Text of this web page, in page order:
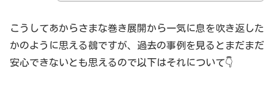
こうしてあからさまな巻き展開から一気に息を吹き返した
かのように思える鵺ですが、過去の事例を見るとまだまだ
安心できないとも思えるので以下はそれについて👇